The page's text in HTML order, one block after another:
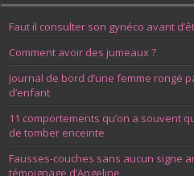
Faut il consulter son gynéco avant
Comment avoir des jumeaux ?
Journal de bord d’une femme rongé
d’enfant
11 comportements qu’on a souvent
de tomber enceinte
Fausses-couches sans aucun signe
témoignage d’Angeline